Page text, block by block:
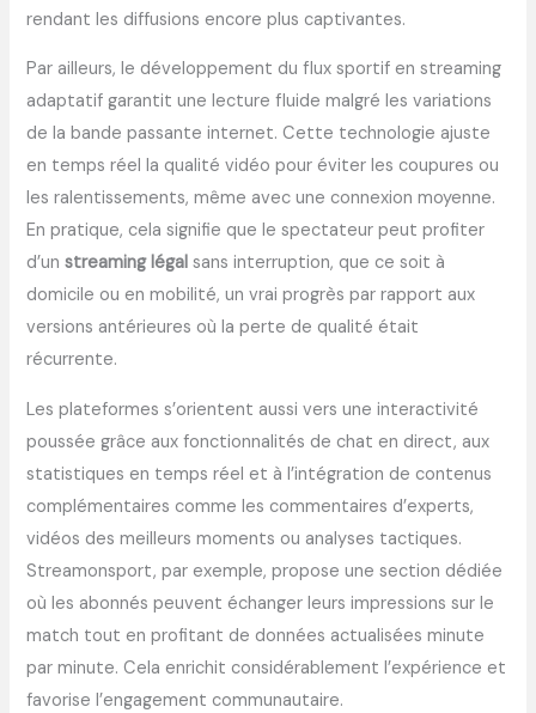
rendant les diffusions encore plus captivantes.
Par ailleurs, le développement du flux sportif en streaming
adaptatif garantit une lecture fluide malgré les variations
de la bande passante internet. Cette technologie ajuste
en temps réel la qualité vidéo pour éviter les coupures ou
les ralentissements, même avec une connexion moyenne.
En pratique, cela signifie que le spectateur peut profiter
d’unstreaming légal sans interruption, que ce soit à
domicile ou en mobilité, un vrai progrès par rapport aux
versions antérieures où la perte de qualité était
récurrente.
Les plateformes s’orientent aussi vers une interactivité
poussée grâce aux fonctionnalités de chat en direct, aux
statistiques en temps réel et à l’intégration de contenus
complémentaires comme les commentaires d’experts,
vidéos des meilleurs moments ou analyses tactiques.
Streamonsport, par exemple, propose une section dédiée
où les abonnés peuvent échanger leurs impressions sur le
match tout en profitant de données actualisées minute
par minute. Cela enrichit considérablement l’expérience et
favorise l’engagement communautaire.